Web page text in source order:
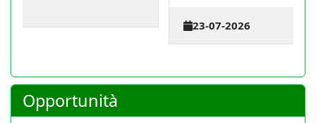
23-07-2026
Opportunità